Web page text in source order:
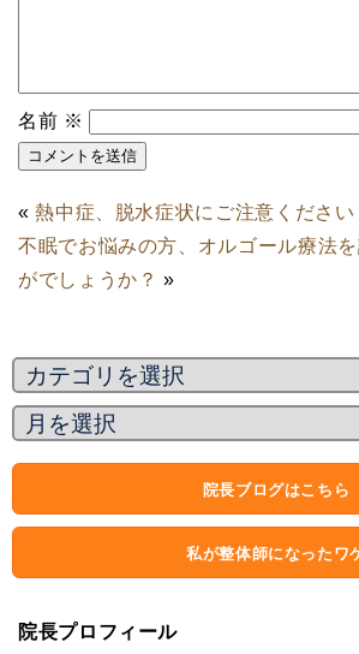
名前 ※
«熱中症、脱水症状にご注意ください
不眠でお悩みの方、オルゴール療法
がでしょうか？ »
院長ブログはこちら
私が整体師になったワ
院長プロフィール